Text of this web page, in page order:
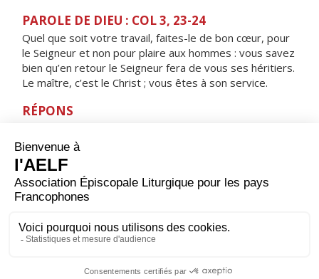
PAROLE DE DIEU : COL 3, 23-24
Quel que soit votre travail, faites-le de bon cœur, pour
le Seigneur et non pour plaire aux hommes : vous savez
bien qu’en retour le Seigneur fera de vous ses héritiers.
Le maître, c’est le Christ ; vous êtes à son service.
RÉPONS
de toi dépend mon sort.
ORAISON
Seigneur Jésus Christ, toi qui étendis les bras sur la
croix pour sauver tous les hommes, donne-nous de te
monde l'œuvre de ton amour. Toi qui règnes pour les